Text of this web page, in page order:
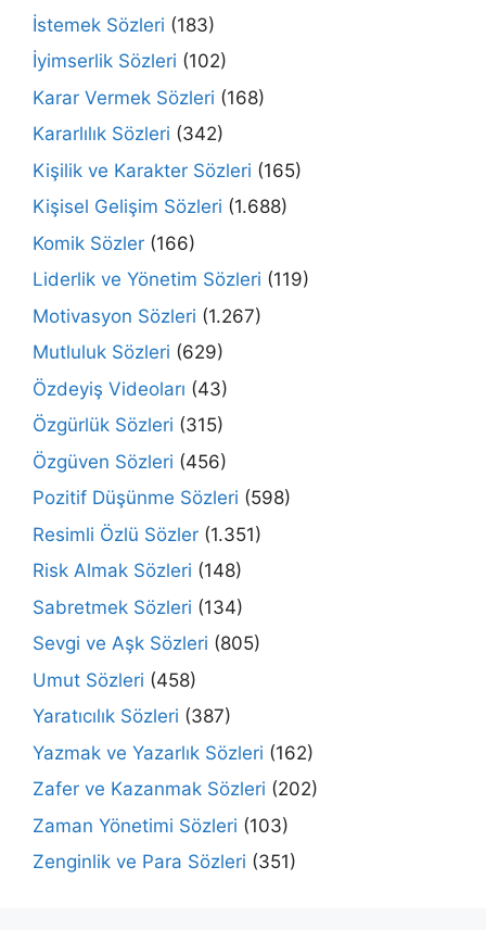
İstemek Sözleri (183)
İyimserlik Sözleri (102)
Karar Vermek Sözleri (168)
Kararlılık Sözleri (342)
Kişilik ve Karakter Sözleri (165)
Kişisel Gelişim Sözleri (1.688)
Komik Sözler (166)
Liderlik ve Yönetim Sözleri (119)
Motivasyon Sözleri (1.267)
Mutluluk Sözleri (629)
Özdeyiş Videoları (43)
Özgürlük Sözleri (315)
Özgüven Sözleri (456)
Pozitif Düşünme Sözleri (598)
Resimli Özlü Sözler (1.351)
Risk Almak Sözleri (148)
Sabretmek Sözleri (134)
Sevgi ve Aşk Sözleri (805)
Umut Sözleri (458)
Yaratıcılık Sözleri (387)
Yazmak ve Yazarlık Sözleri (162)
Zafer ve Kazanmak Sözleri (202)
Zaman Yönetimi Sözleri (103)
Zenginlik ve Para Sözleri (351)